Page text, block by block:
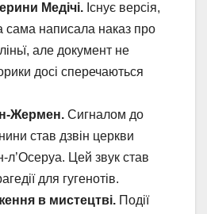
Медічі. Існує версія,
сама написала наказ про
але документ не
досі сперечаються
Жермен. Сигналом до
став дзвін церкви
Цей звук став
для гугенотів.
в мистецтві. Події